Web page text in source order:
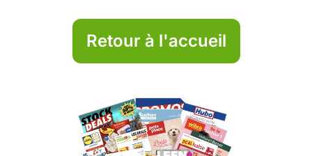
Retour à l'accueil